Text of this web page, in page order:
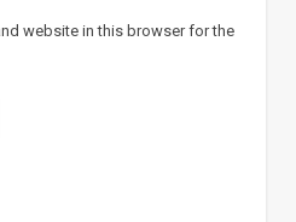
website in this browser for the